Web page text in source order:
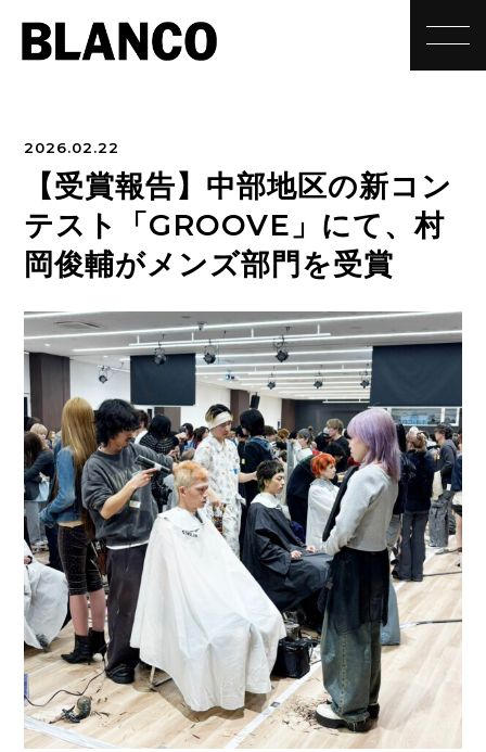
2026.02.22
【受賞報告】中部地区の新コン
テスト「GROOVE」にて、村
岡俊輔がメンズ部門を受賞